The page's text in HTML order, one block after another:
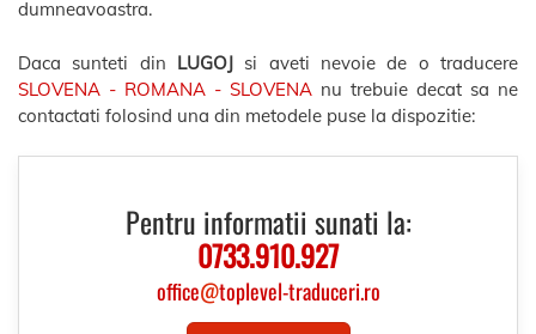
dumneavoastra.
Daca sunteti din LUGOJ si aveti nevoie de o traducere
SLOVENA - ROMANA - SLOVENA nu trebuie decat sa ne
contactati folosind una din metodele puse la dispozitie:
Pentru informatii sunati la:
0733.910.927
office@toplevel-traduceri.ro